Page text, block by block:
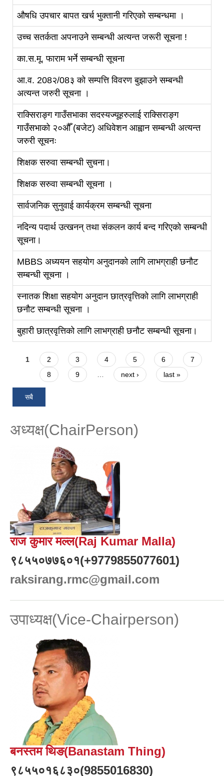
औषधि उपचार बापत खर्च भुक्तानी गरिएको सम्बन्धमा ।
उच्च सतर्कता अपनाउने सम्बन्धी अत्यन्त जरूरी सूचना !
का.स.मू. फाराम भर्ने सम्बन्धी सूचना
आ.व. 208२/08३ को सम्पत्ति विवरण बुझाउने सम्बन्धी
अत्यन्त जरुरी सूचना ।
राक्सिराङ्ग गाउँसभाका सदस्यज्यूहरुलाई राक्सिराङ्ग
गाउँसभाको २०औँ (बजेट) अधिवेशन आह्वान सम्बन्धी अत्यन्त
जरुरी सूचनः
शिक्षक सरुवा सम्बन्धी सुचना।
शिक्षक सरुवा सम्बन्धी सूचना ।
सार्वजनिक सुनुवाई कार्यक्रम सम्बन्धी सूचना
नदिन्य पदार्थ उत्खनन् तथा संकलन कार्य बन्द गरिएको सम्बन्धी
सूचना।
MBBS अध्ययन सहयोग अनुदानको लागि लाभग्राही छनौट
सम्बन्धी सूचना ।
स्‍नातक शिक्षा सहयोग अनुदान छात्रवृत्तिको लागि लाभग्राही
छनौट सम्बन्धी सूचना ।
बुहारी छात्रवृत्तिको लागि लाभग्राही छनौट सम्बन्धी सूचना।
Pages
1 2 3 4 5 6
7
8
9 … next › last »
सबै
अध्यक्ष(ChairPerson)
राज कुमार मल्ल(Raj Kumar Malla)
९८५५०७७६०१(+9779855077601)
raksirang.rmc@gmail.com
उपाध्यक्ष(Vice-Chairperson)
बनस्तम थिङ(Banastam Thing)
९८५५०१६८३०(9855016830)